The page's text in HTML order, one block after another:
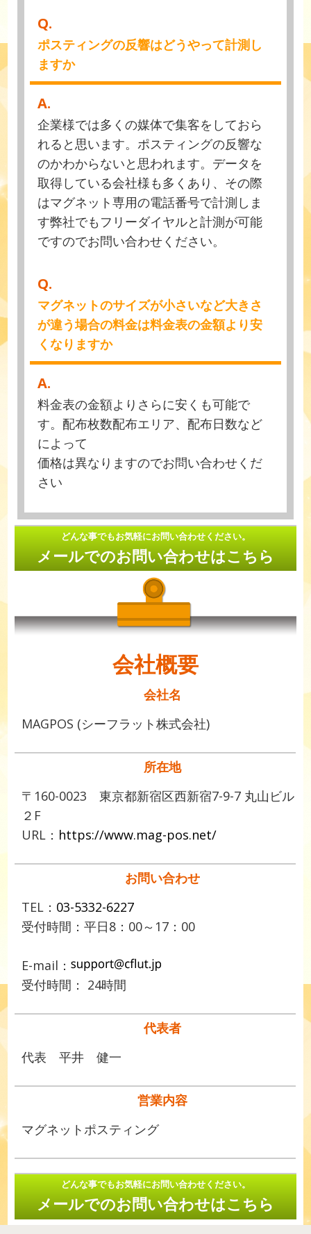
Q.
ポスティングの反響はどうやって計測し
ますか
A.
企業様では多くの媒体で集客をしておら
れると思います。ポスティングの反響な
のかわからないと思われます。データを
取得している会社様も多くあり、その際
はマグネット専用の電話番号で計測しま
す弊社でもフリーダイヤルと計測が可能
ですのでお問い合わせください。
Q.
マグネットのサイズが小さいなど大きさ
が違う場合の料金は料金表の金額より安
くなりますか
A.
料金表の金額よりさらに安くも可能で
す。配布枚数配布エリア、配布日数など
によって
価格は異なりますのでお問い合わせくだ
さい
どんな事でもお気軽にお問い合わせください。
メールでのお問い合わせはこちら
会社概要
会社名
MAGPOS (シーフラット株式会社)
所在地
〒160-0023 東京都新宿区西新宿7-9-7 丸山ビル
２F
URL： https://www.mag-pos.net/
お問い合わせ
TEL： 03-5332-6227
受付時間：平日8：00～17：00
E-mail：
受付時間： 24時間
代表者
代表 平井 健一
営業内容
マグネットポスティング
どんな事でもお気軽にお問い合わせください。
メールでのお問い合わせはこちら